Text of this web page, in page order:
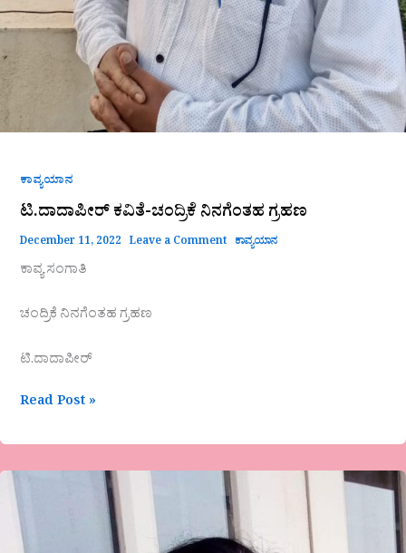
ಕಾವ್ಯಯಾನ
ಟಿ.ದಾದಾಪೀರ್ ಕವಿತೆ-ಚಂದ್ರಿಕೆ ನಿನಗೆಂತಹ ಗ್ರಹಣ
December 11, 2022 Leave a Comment ಕಾವ್ಯಯಾನ
ಕಾವ್ಯ ಸಂಗಾತಿ
ಚಂದ್ರಿಕೆ ನಿನಗೆಂತಹ ಗ್ರಹಣ
ಟಿ.ದಾದಾಪೀರ್
Read Post »
ಪ್ರಬಂಧ-
ಸಲಹುವ